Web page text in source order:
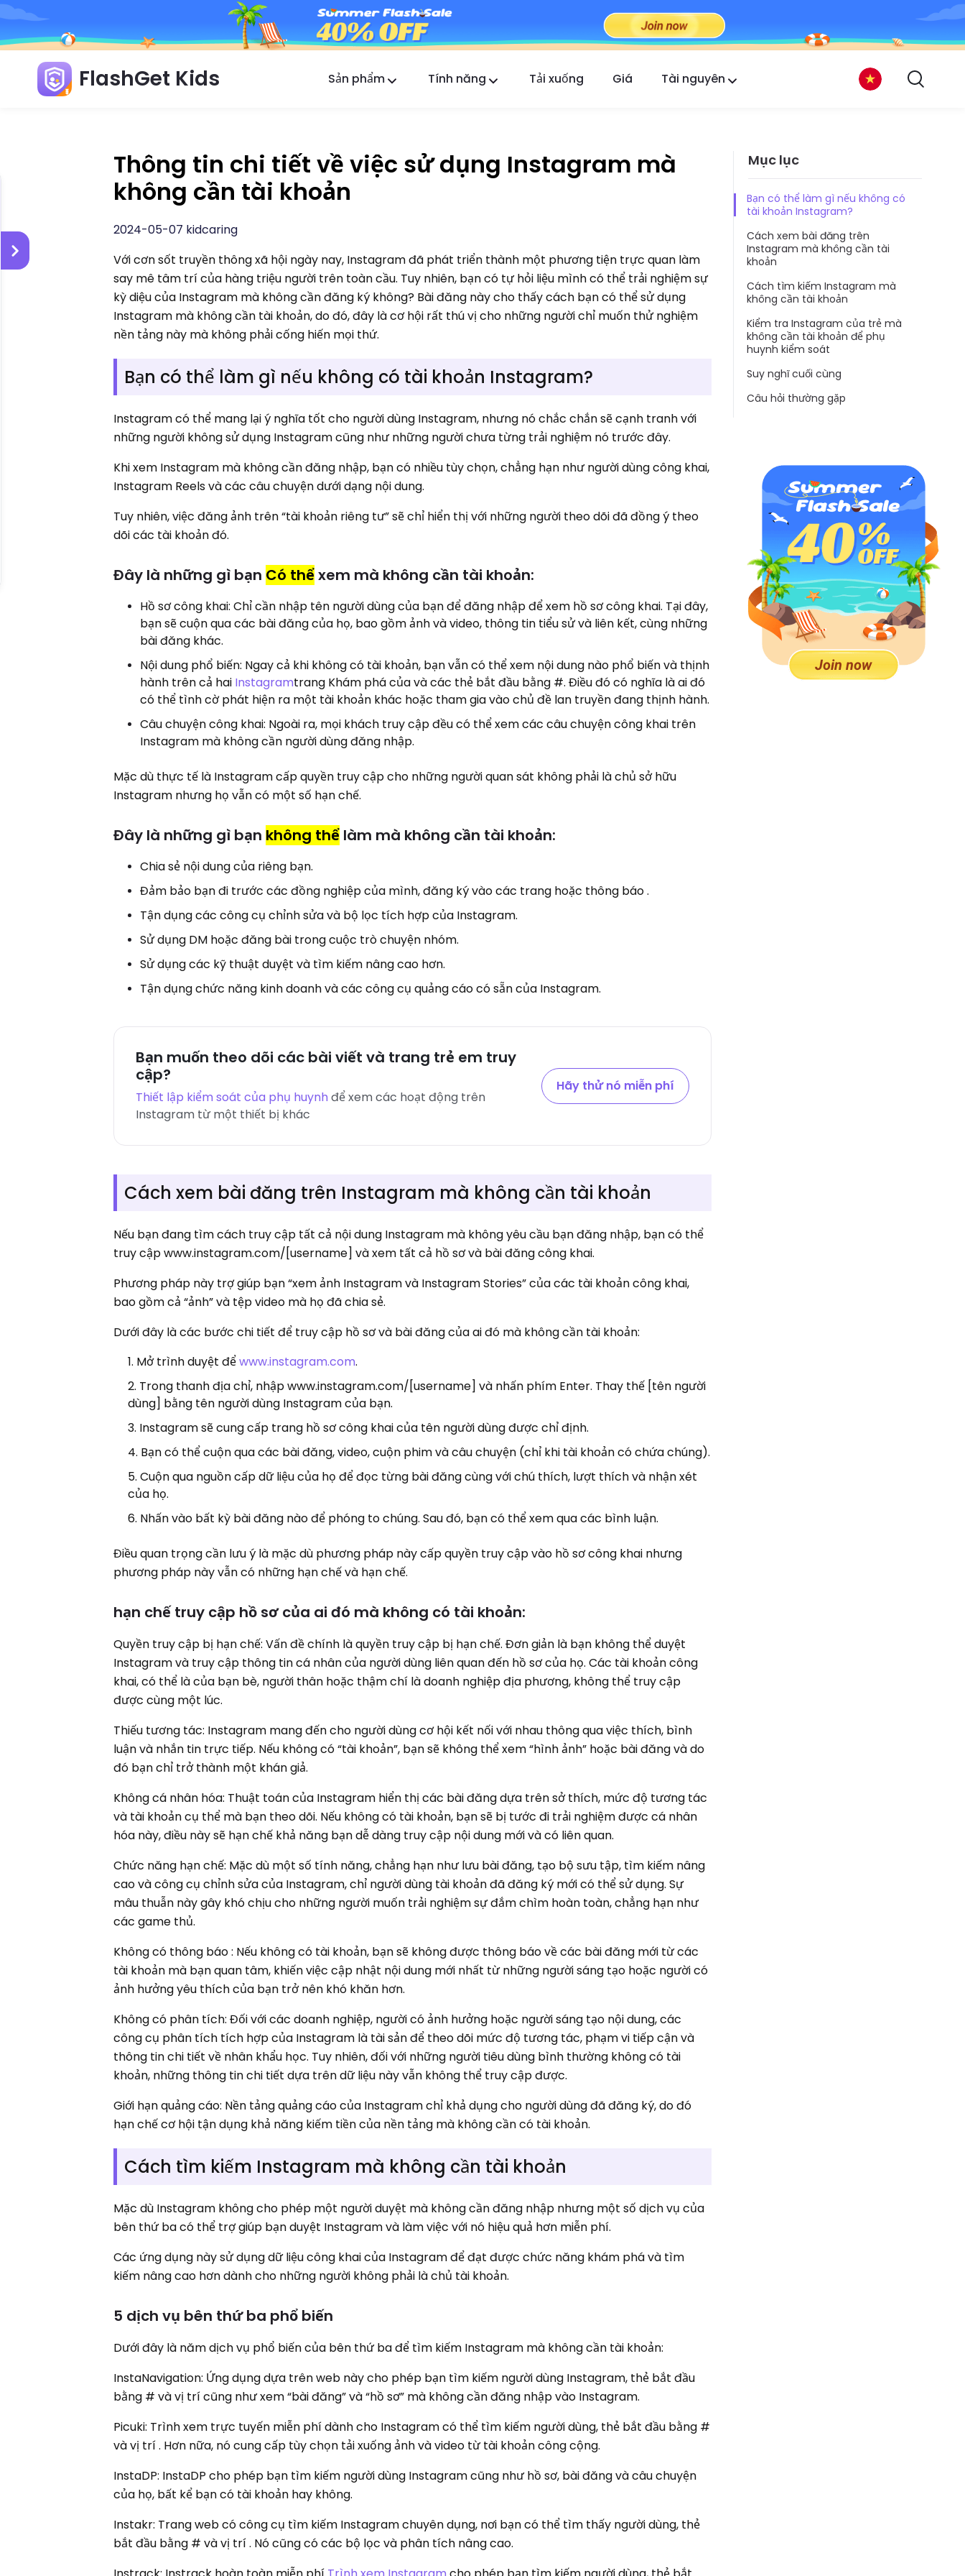
FlashGet Kids Sản phẩm
FlashGet Finder
Tính năng Tải xuống Giá Tài nguyên
Thông tin chi tiết về việc sử dụng Instagram mà
không cần tài khoản
2024-05-07 kidcaring
Với cơn sốt truyền thông xã hội ngày nay, Instagram đã phát triển thành một phương tiện trực quan làm
say mê tâm trí của hàng triệu người trên toàn cầu. Tuy nhiên, bạn có tự hỏi liệu mình có thể trải nghiệm sự
kỳ diệu của Instagram mà không cần đăng ký không? Bài đăng này cho thấy cách bạn có thể sử dụng
Instagram mà không cần tài khoản, do đó, đây là cơ hội rất thú vị cho những người chỉ muốn thử nghiệm
nền tảng này mà không phải cống hiến mọi thứ.
Bạn có thể làm gì nếu không có tài khoản Instagram?
Instagram có thể mang lại ý nghĩa tốt cho người dùng Instagram, nhưng nó chắc chắn sẽ cạnh tranh với
những người không sử dụng Instagram cũng như những người chưa từng trải nghiệm nó trước đây.
Khi xem Instagram mà không cần đăng nhập, bạn có nhiều tùy chọn, chẳng hạn như người dùng công khai,
Instagram Reels và các câu chuyện dưới dạng nội dung.
Tuy nhiên, việc đăng ảnh trên “tài khoản riêng tư” sẽ chỉ hiển thị với những người theo dõi đã đồng ý theo
dõi các tài khoản đó.
Đây là những gì bạn Có thểxem mà không cần tài khoản:
Hồ sơ công khai: Chỉ cần nhập tên người dùng của bạn để đăng nhập để xem hồ sơ công khai. Tại đây,
bạn sẽ cuộn qua các bài đăng của họ, bao gồm ảnh và video, thông tin tiểu sử và liên kết, cùng những
bài đăng khác.
Nội dung phổ biến: Ngay cả khi không có tài khoản, bạn vẫn có thể xem nội dung nào phổ biến và thịnh
hành trên cả hai Instagramtrang Khám phá của và các thẻ bắt đầu bằng #. Điều đó có nghĩa là ai đó
có thể tình cờ phát hiện ra một tài khoản khác hoặc tham gia vào chủ đề lan truyền đang thịnh hành.
Câu chuyện công khai: Ngoài ra, mọi khách truy cập đều có thể xem các câu chuyện công khai trên
Instagram mà không cần người dùng đăng nhập.
Mặc dù thực tế là Instagram cấp quyền truy cập cho những người quan sát không phải là chủ sở hữu
Instagram nhưng họ vẫn có một số hạn chế.
Đây là những gì bạn không thể làm mà không cần tài khoản:
Chia sẻ nội dung của riêng bạn.
Đảm bảo bạn đi trước các đồng nghiệp của mình, đăng ký vào các trang hoặc thông báo .
Tận dụng các công cụ chỉnh sửa và bộ lọc tích hợp của Instagram.
Sử dụng DM hoặc đăng bài trong cuộc trò chuyện nhóm.
Sử dụng các kỹ thuật duyệt và tìm kiếm nâng cao hơn.
Tận dụng chức năng kinh doanh và các công cụ quảng cáo có sẵn của Instagram.
Bạn muốn theo dõi các bài viết và trang trẻ em truy
cập?
Thiết lập kiểm soát của phụ huynh để xem các hoạt động trên
Instagram từ một thiết bị khác
Hãy thử nó miễn phí
Cách xem bài đăng trên Instagram mà không cần tài khoản
Nếu bạn đang tìm cách truy cập tất cả nội dung Instagram mà không yêu cầu bạn đăng nhập, bạn có thể
truy cập www.instagram.com/[username] và xem tất cả hồ sơ và bài đăng công khai.
Phương pháp này trợ giúp bạn “xem ảnh Instagram và Instagram Stories” của các tài khoản công khai,
bao gồm cả “ảnh” và tệp video mà họ đã chia sẻ.
Dưới đây là các bước chi tiết để truy cập hồ sơ và bài đăng của ai đó mà không cần tài khoản:
Mở trình duyệt đểwww.instagram.com.
Trong thanh địa chỉ, nhập www.instagram.com/[username] và nhấn phím Enter. Thay thế [tên người
dùng] bằng tên người dùng Instagram của bạn.
Instagram sẽ cung cấp trang hồ sơ công khai của tên người dùng được chỉ định.
Bạn có thể cuộn qua các bài đăng, video, cuộn phim và câu chuyện (chỉ khi tài khoản có chứa chúng).
Cuộn qua nguồn cấp dữ liệu của họ để đọc từng bài đăng cùng với chú thích, lượt thích và nhận xét
của họ.
Nhấn vào bất kỳ bài đăng nào để phóng to chúng. Sau đó, bạn có thể xem qua các bình luận.
Điều quan trọng cần lưu ý là mặc dù phương pháp này cấp quyền truy cập vào hồ sơ công khai nhưng
phương pháp này vẫn có những hạn chế và hạn chế.
hạn chế truy cập hồ sơ của ai đó mà không có tài khoản:
Quyền truy cập bị hạn chế: Vấn đề chính là quyền truy cập bị hạn chế. Đơn giản là bạn không thể duyệt
Instagram và truy cập thông tin cá nhân của người dùng liên quan đến hồ sơ của họ. Các tài khoản công
khai, có thể là của bạn bè, người thân hoặc thậm chí là doanh nghiệp địa phương, không thể truy cập
được cùng một lúc.
Thiếu tương tác: Instagram mang đến cho người dùng cơ hội kết nối với nhau thông qua việc thích, bình
luận và nhắn tin trực tiếp. Nếu không có “tài khoản”, bạn sẽ không thể xem “hình ảnh” hoặc bài đăng và do
đó bạn chỉ trở thành một khán giả.
Không cá nhân hóa: Thuật toán của Instagram hiển thị các bài đăng dựa trên sở thích, mức độ tương tác
và tài khoản cụ thể mà bạn theo dõi. Nếu không có tài khoản, bạn sẽ bị tước đi trải nghiệm được cá nhân
hóa này, điều này sẽ hạn chế khả năng bạn dễ dàng truy cập nội dung mới và có liên quan.
Chức năng hạn chế: Mặc dù một số tính năng, chẳng hạn như lưu bài đăng, tạo bộ sưu tập, tìm kiếm nâng
cao và công cụ chỉnh sửa của Instagram, chỉ người dùng tài khoản đã đăng ký mới có thể sử dụng. Sự
mâu thuẫn này gây khó chịu cho những người muốn trải nghiệm sự đắm chìm hoàn toàn, chẳng hạn như
các game thủ.
Không có thông báo : Nếu không có tài khoản, bạn sẽ không được thông báo về các bài đăng mới từ các
tài khoản mà bạn quan tâm, khiến việc cập nhật nội dung mới nhất từ ​​những người sáng tạo hoặc người có
ảnh hưởng yêu thích của bạn trở nên khó khăn hơn.
Không có phân tích: Đối với các doanh nghiệp, người có ảnh hưởng hoặc người sáng tạo nội dung, các
công cụ phân tích tích hợp của Instagram là tài sản để theo dõi mức độ tương tác, phạm vi tiếp cận và
thông tin chi tiết về nhân khẩu học. Tuy nhiên, đối với những người tiêu dùng bình thường không có tài
khoản, những thông tin chi tiết dựa trên dữ liệu này vẫn không thể truy cập được.
Giới hạn quảng cáo: Nền tảng quảng cáo của Instagram chỉ khả dụng cho người dùng đã đăng ký, do đó
hạn chế cơ hội tận dụng khả năng kiếm tiền của nền tảng mà không cần có tài khoản.
Cách tìm kiếm Instagram mà không cần tài khoản
Mặc dù Instagram không cho phép một người duyệt mà không cần đăng nhập nhưng một số dịch vụ của
bên thứ ba có thể trợ giúp bạn duyệt Instagram và làm việc với nó hiệu quả hơn miễn phí.
Các ứng dụng này sử dụng dữ liệu công khai của Instagram để đạt được chức năng khám phá và tìm
kiếm nâng cao hơn dành cho những người không phải là chủ tài khoản.
5 dịch vụ bên thứ ba phổ biến
Dưới đây là năm dịch vụ phổ biến của bên thứ ba để tìm kiếm Instagram mà không cần tài khoản:
InstaNavigation: Ứng dụng dựa trên web này cho phép bạn tìm kiếm người dùng Instagram, thẻ bắt đầu
bằng # và vị trí cũng như xem “bài đăng” và “hồ sơ” mà không cần đăng nhập vào Instagram.
Picuki: Trình xem trực tuyến miễn phí dành cho Instagram có thể tìm kiếm người dùng, thẻ bắt đầu bằng #
và vị trí . Hơn nữa, nó cung cấp tùy chọn tải xuống ảnh và video từ tài khoản công cộng.
InstaDP: InstaDP cho phép bạn tìm kiếm người dùng Instagram cũng như hồ sơ, bài đăng và câu chuyện
của họ, bất kể bạn có tài khoản hay không.
Instakr: Trang web có công cụ tìm kiếm Instagram chuyên dụng, nơi bạn có thể tìm thấy người dùng, thẻ
bắt đầu bằng # và vị trí . Nó cũng có các bộ lọc và phân tích nâng cao.
Mục lục
Bạn có thể làm gì nếu không có
tài khoản Instagram?
Cách xem bài đăng trên
Instagram mà không cần tài
khoản
Cách tìm kiếm Instagram mà
không cần tài khoản
Kiểm tra Instagram của trẻ mà
không cần tài khoản để phụ
huynh kiểm soát
Suy nghĩ cuối cùng
Câu hỏi thường gặp